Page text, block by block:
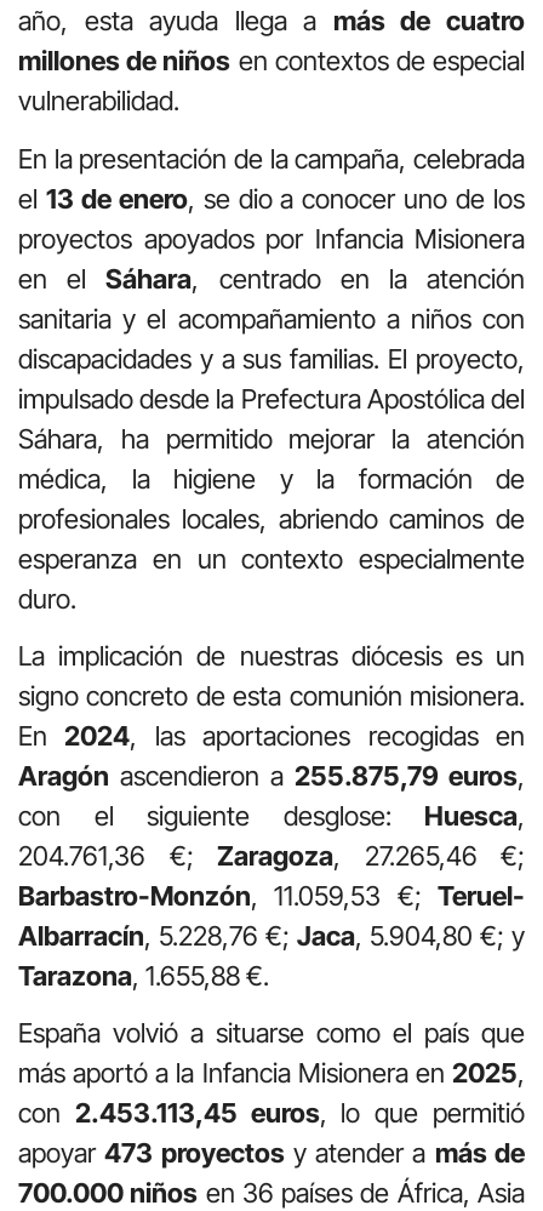
año, esta ayuda llega a más de cuatro
millones de niños en contextos de especial
vulnerabilidad.
En la presentación de la campaña, celebrada
el 13 de enero, se dio a conocer uno de los
proyectos apoyados por Infancia Misionera
en elSáhara, centrado en la atención
sanitaria y el acompañamiento a niños con
discapacidades y a sus familias. El proyecto,
impulsado desde la Prefectura Apostólica del
Sáhara, ha permitido mejorar la atención
médica, la higiene y la formación de
profesionales locales, abriendo caminos de
esperanza en un contexto especialmente
duro.
La implicación de nuestras diócesis es un
signo concreto de esta comunión misionera.
En2024, las aportaciones recogidas en
Aragón ascendieron a 255.875,79 euros,
con el siguiente desglose: Huesca,
204.761,36 €; Zaragoza, 27.265,46 €;
Barbastro-Monzón, 11.059,53 €; Teruel-
Albarracín, 5.228,76 €; Jaca, 5.904,80 €; y
Tarazona, 1.655,88 €.
España volvió a situarse como el país que
más aportó a la Infancia Misionera en 2025,
con 2.453.113,45 euros, lo que permitió
apoyar473 proyectosy atender a más de
700.000 niños en 36 países de África, Asia